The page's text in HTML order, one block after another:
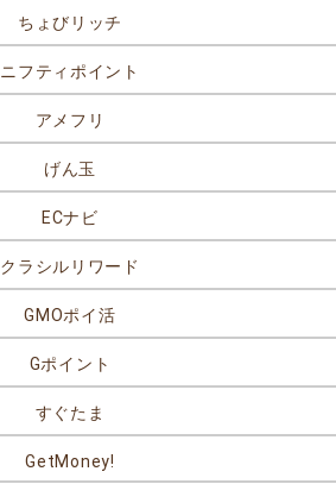
ちょびリッチ
ニフティポイント
アメフリ
げん玉
ECナビ
クラシルリワード
GMOポイ活
Gポイント
すぐたま
GetMoney!